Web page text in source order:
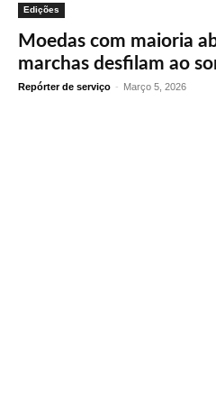
Edições
Moedas com maioria
marchas desfilam ao
Repórter de serviço - Março 5, 2026